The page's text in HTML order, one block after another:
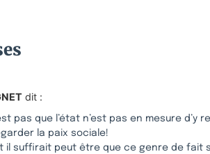
dit :
pas que l’état n’est pas en mesure d’y
la paix sociale!
il suffirait peut être que ce genre de fait